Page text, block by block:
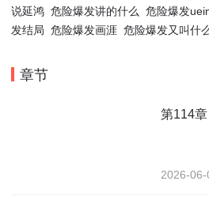
说延鸿 危险爆发讲的什么 危险爆发
发结局 危险爆发画涯 危险爆发又叫什
章节
第114
2026-06-